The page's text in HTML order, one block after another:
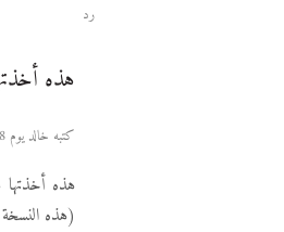
رد
هذه
كتبه خالد يوم 08 سبتمبر 2010 حوالي الساعة 13:12
هذه
(هذه